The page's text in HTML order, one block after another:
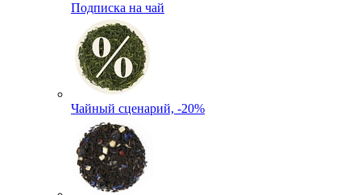
Подписка на чай
Чайный сценарий, -20%